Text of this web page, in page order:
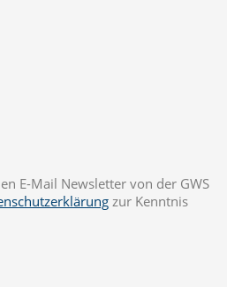
E-Mail Newsletter von der GWS
zur Kenntnis